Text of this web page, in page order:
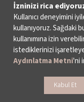
İKSV’DE
BASIN
ARŞİV
BİZE ULAŞIN
İzninizi rica
Kullanıcı deneyimini
kullanıyoruz. Sağdaki
kullanımına izin
istediklerinizi
Aydınlatma Metni'ni
Kabul Et